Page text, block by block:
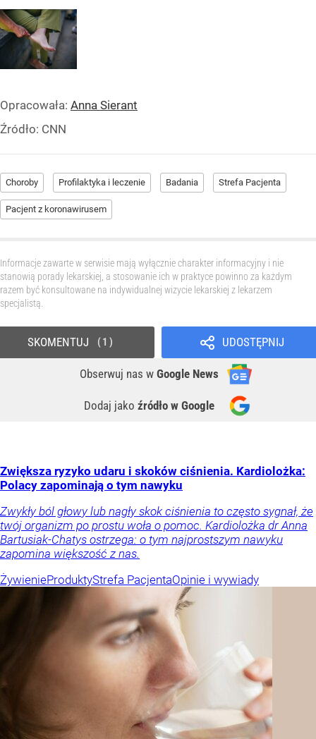
Opracowała: Anna Sierant
Źródło: CNN
Choroby Profilaktyka i leczenie Badania Strefa Pacjenta
Pacjent z koronawirusem
Informacje zawarte w serwisie mają wyłącznie charakter informacyjny i nie
stanowią porady lekarskiej, a stosowanie ich w praktyce powinno za każdym
razem być konsultowane na indywidualnej wizycie lekarskiej z lekarzem
specjalistą.
UDOSTĘPNIJ
Obserwuj nas w Google News
Dodaj jako źródło w Google
SKOMENTUJ 1
Zwiększa ryzyko udaru i skoków ciśnienia. Kardiolożka:
Polacy zapominają o tym nawyku
Zwykły ból głowy lub nagły skok ciśnienia to często sygnał, że
twój organizm po prostu woła o pomoc. Kardiolożka dr Anna
Bartusiak-Chatys ostrzega: o tym najprostszym nawyku
zapomina większość z nas.
ŻywienieProduktyStrefa PacjentaOpinie i wywiady